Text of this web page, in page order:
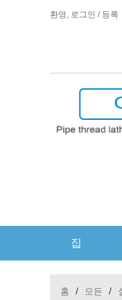
환영, 로그인 / 등록
집
홈 / 모든 /